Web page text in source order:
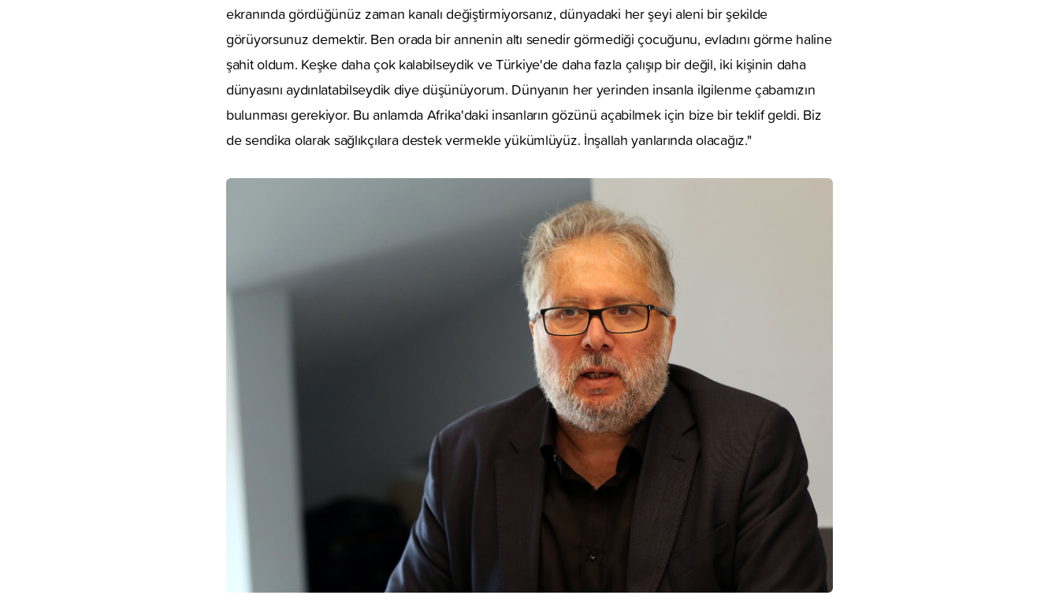
ekranında gördüğünüz zaman kanalı değiştirmiyorsanız, dünyadaki her şeyi aleni bir şekilde
görüyorsunuz demektir. Ben orada bir annenin altı senedir görmediği çocuğunu, evladını görme haline
şahit oldum. Keşke daha çok kalabilseydik ve Türkiye'de daha fazla çalışıp bir değil, iki kişinin daha
dünyasını aydınlatabilseydik diye düşünüyorum. Dünyanın her yerinden insanla ilgilenme çabamızın
bulunması gerekiyor. Bu anlamda Afrika'daki insanların gözünü açabilmek için bize bir teklif geldi. Biz
de sendika olarak sağlıkçılara destek vermekle yükümlüyüz. İnşallah yanlarında olacağız."